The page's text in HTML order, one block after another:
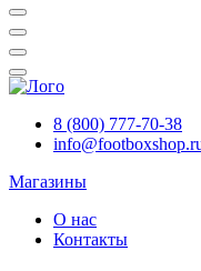
8 (800) 777-70-38
Магазины
О нас
Контакты